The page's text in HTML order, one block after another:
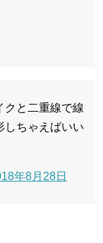
クと二重線で線
しちゃえばいい
年8月28日